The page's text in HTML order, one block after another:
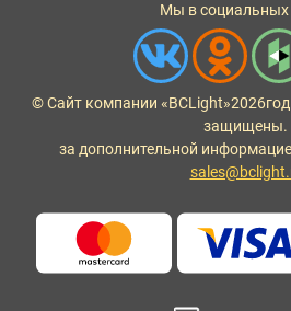
Мы в социальных
© Сайт компании «BCLight»2026
защищены.
за дополнительной